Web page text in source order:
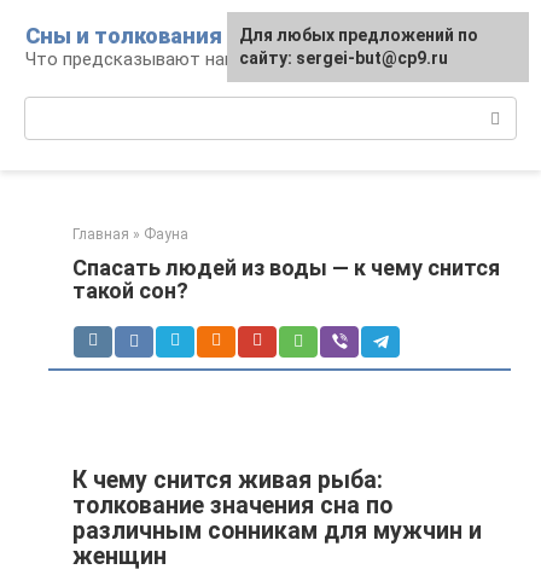
контенту
Сны и толкования
Что предсказывают нам наши сны
Главная » Фауна
Спасать людей из воды — к чему снится
такой сон?
К чему снится живая рыба:
толкование значения сна по
различным сонникам для мужчин и
женщин
Для любых предложений по
сайту: sergei-but@cp9.ru